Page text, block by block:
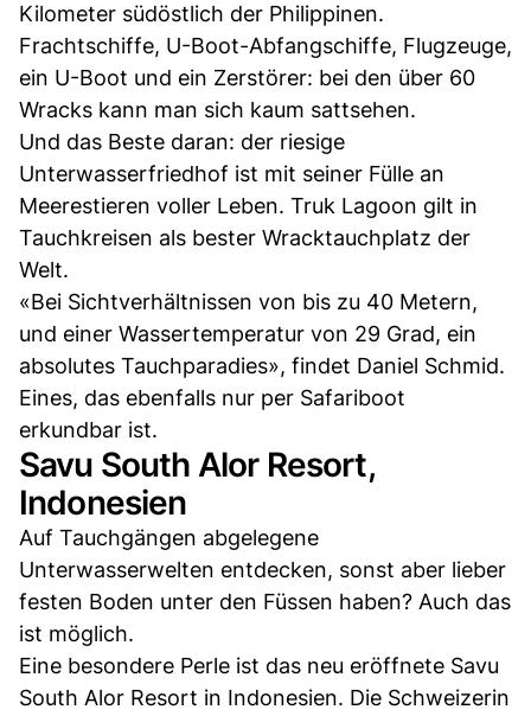
Kilometer südöstlich der Philippinen.
Frachtschiffe, U-Boot-Abfangschiffe, Flugzeuge,
ein U-Boot und ein Zerstörer: bei den über 60
Wracks kann man sich kaum sattsehen.
Und das Beste daran: der riesige
Unterwasserfriedhof ist mit seiner Fülle an
Meerestieren voller Leben. Truk Lagoon gilt in
Tauchkreisen als bester Wracktauchplatz der
Welt.
«Bei Sichtverhältnissen von bis zu 40 Metern,
und einer Wassertemperatur von 29 Grad, ein
absolutes Tauchparadies», findet Daniel Schmid.
Eines, das ebenfalls nur per Safariboot
erkundbar ist.
Savu South Alor Resort,
Indonesien
Auf Tauchgängen abgelegene
Unterwasserwelten entdecken, sonst aber lieber
festen Boden unter den Füssen haben? Auch das
ist möglich.
Eine besondere Perle ist das neu eröffnete Savu
South Alor Resort in Indonesien. Die Schweizerin